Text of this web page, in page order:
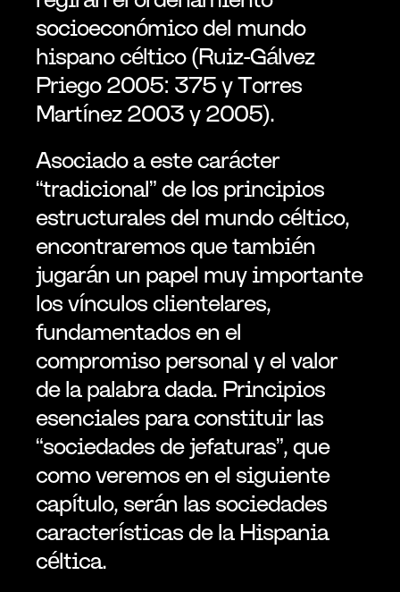
socioeconómico del mundo
hispano céltico (Ruiz-Gálvez
Priego 2005: 375 y Torres
Martínez 2003 y 2005).
Asociado a este carácter
“tradicional” de los principios
estructurales del mundo céltico,
encontraremos que también
jugarán un papel muy importante
los vínculos clientelares,
fundamentados en el
compromiso personal y el valor
de la palabra dada. Principios
esenciales para constituir las
“sociedades de jefaturas”, que
como veremos en el siguiente
capítulo, serán las sociedades
características de la Hispania
céltica.